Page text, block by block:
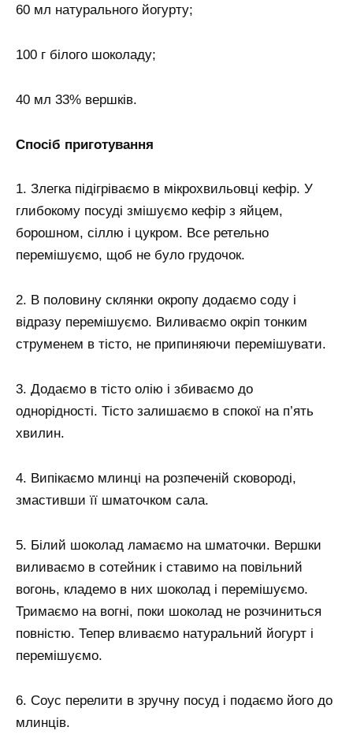
60 мл натурального йогурту;
100 г білого шоколаду;
40 мл 33% вершків.
Спосіб приготування
1. Злегка підігріваємо в мікрохвильовці кефір. У
глибокому посуді змішуємо кефір з яйцем,
борошном, сіллю і цукром. Все ретельно
перемішуємо, щоб не було грудочок.
2. В половину склянки окропу додаємо соду і
відразу перемішуємо. Виливаємо окріп тонким
струменем в тісто, не припиняючи перемішувати.
3. Додаємо в тісто олію і збиваємо до
однорідності. Тісто залишаємо в спокої на п’ять
хвилин.
4. Випікаємо млинці на розпеченій сковороді,
змастивши її шматочком сала.
5. Білий шоколад ламаємо на шматочки. Вершки
виливаємо в сотейник і ставимо на повільний
вогонь, кладемо в них шоколад і перемішуємо.
Тримаємо на вогні, поки шоколад не розчиниться
повністю. Тепер вливаємо натуральний йогурт і
перемішуємо.
6. Соус перелити в зручну посуд і подаємо його до
млинців.